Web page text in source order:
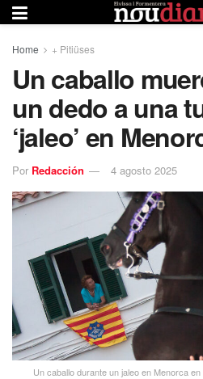
Home + Pitiüses
Un caballo
un dedo a una
‘jaleo’ en
Por Redacción 4 agosto 2025
Un caballo durante un jaleo en Menorca